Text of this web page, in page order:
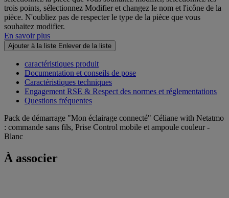
trois points, sélectionnez Modifier et changez le nom et l'icône de la
pièce. N'oubliez pas de respecter le type de la pièce que vous
souhaitez modifier.
En savoir plus
Ajouter à la liste Enlever de la liste
caractéristiques produit
Documentation et conseils de pose
Caractéristiques techniques
Engagement RSE & Respect des normes et réglementations
Questions fréquentes
Pack de démarrage "Mon éclairage connecté" Céliane with Netatmo
: commande sans fils, Prise Control mobile et ampoule couleur -
Blanc
À associer